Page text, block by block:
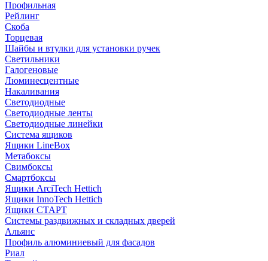
Профильная
Рейлинг
Скоба
Торцевая
Шайбы и втулки для установки ручек
Светильники
Галогеновые
Люминесцентные
Накаливания
Светодиодные
Светодиодные ленты
Светодиодные линейки
Система ящиков
Ящики LineBox
Метабоксы
Свимбоксы
Смартбоксы
Ящики ArciTech Hettich
Ящики InnoTech Hettich
Ящики СТАРТ
Системы раздвижных и складных дверей
Альянс
Профиль алюминиевый для фасадов
Риал